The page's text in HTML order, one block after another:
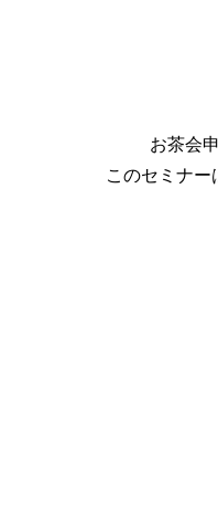
お茶会
このセミナー